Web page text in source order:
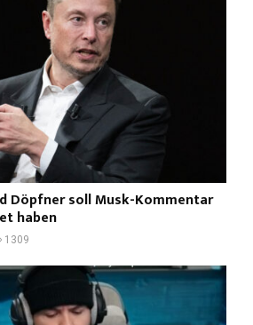
Döpfner soll Musk-Kommentar
haben
1309